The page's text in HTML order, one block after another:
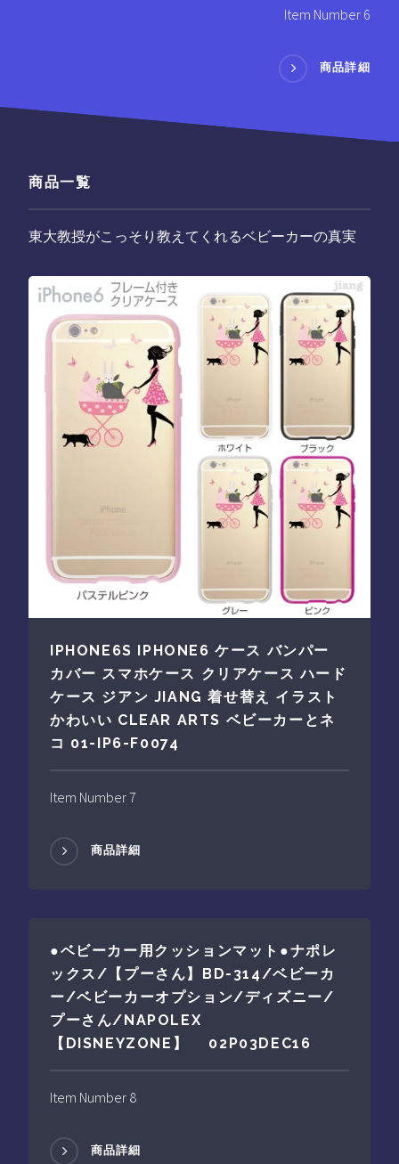
Item Number 6
商品詳細
商品一覧
東大教授がこっそり教えてくれるベビーカーの真実
IPHONE6S IPHONE6 ケース バンパー
カバー スマホケース クリアケース ハード
ケース ジアン JIANG 着せ替え イラスト
かわいい CLEAR ARTS ベビーカーとネ
コ 01-IP6-F0074
Item Number 7
商品詳細
●ベビーカー用クッションマット●ナポレ
ックス/【プーさん】BD-314/ベビーカ
ー/ベビーカーオプション/ディズニー/
プーさん/NAPOLEX
【DISNEYZONE】 02P03DEC16
Item Number 8
商品詳細